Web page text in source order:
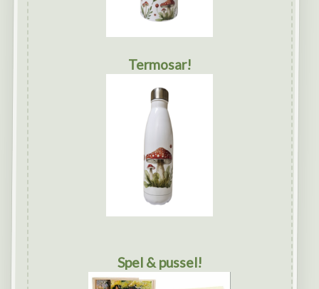
Termosar!
Spel & pussel!